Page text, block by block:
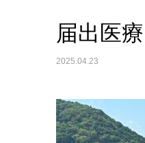
届出医
2025.04.23